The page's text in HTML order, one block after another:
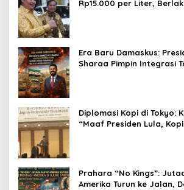
Rp15.000 per Liter,
Era Baru Damaskus:
Sharaa Pimpin Integrasi
Diplomasi Kopi di Tokyo:
“Maaf Presiden Lula,
Prahara “No Kings”:
Amerika Turun ke Jalan,